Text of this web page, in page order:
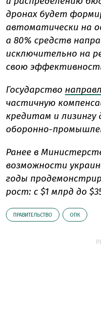
дронах будет
автоматически на
а 80% средств
исключительно на
свою
Государство
частичную
кредитам и лизингу
оборонно-
Ранее в
возможности
годы
рост: с $1 млрд до
ПРАВИТЕЛЬСТВО ОПК